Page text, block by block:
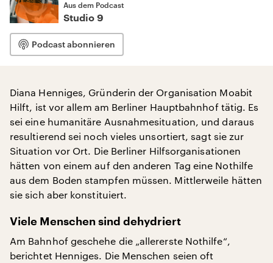
Aus dem Podcast
Studio 9
Podcast abonnieren
Diana Henniges, Gründerin der Organisation Moabit
Hilft, ist vor allem am Berliner Hauptbahnhof tätig. Es
sei eine humanitäre Ausnahmesituation, und daraus
resultierend sei noch vieles unsortiert, sagt sie zur
Situation vor Ort. Die Berliner Hilfsorganisationen
hätten von einem auf den anderen Tag eine Nothilfe
aus dem Boden stampfen müssen. Mittlerweile hätten
sie sich aber konstituiert.
Viele Menschen sind dehydriert
Am Bahnhof geschehe die „allererste Nothilfe“,
berichtet Henniges. Die Menschen seien oft